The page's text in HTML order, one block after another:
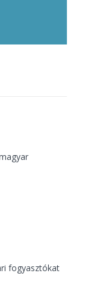
fogyasztókat